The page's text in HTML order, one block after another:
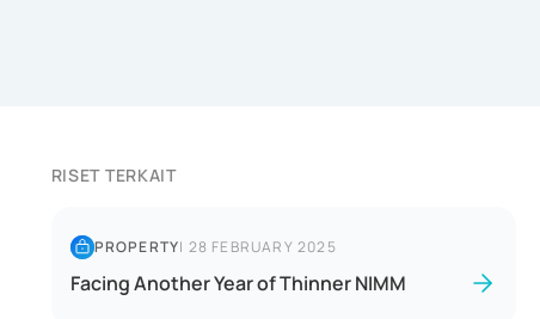
RISET TERKAIT
PROPERTY| 28 FEBRUARY 2025
Facing Another Year of Thinner NIMM